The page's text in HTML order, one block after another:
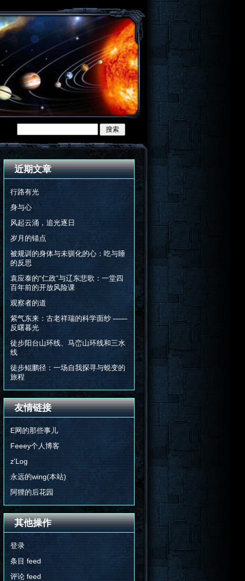
近期文章
行路有光
身与心
风起云涌，追光逐日
岁月的锚点
被规训的身体与未驯化的心：吃与睡
的反思
袁应泰的“仁政”与辽东悲歌：一堂四
百年前的开放风险课
观察者的道
紫气东来：古老祥瑞的科学面纱 ——
反曙暮光
徒步阳台山环线、马峦山环线和三水
线
徒步鲲鹏径：一场自我探寻与蜕变的
旅程
友情链接
E网的那些事儿
Feeey个人博客
z'Log
永远的wing(本站)
阿狸的后花园
其他操作
登录
条目 feed
评论 feed